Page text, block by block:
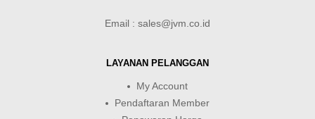
Email : sales@jvm.co.id
LAYANAN PELANGGAN
My Account
Pendaftaran Member